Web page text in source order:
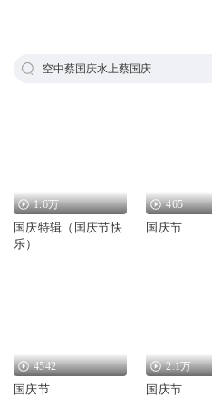
空中蔡国庆水上蔡国庆
1.6万
国庆特辑（国庆节快
乐）
465
国庆节
4542
国庆节
2.1万
国庆节